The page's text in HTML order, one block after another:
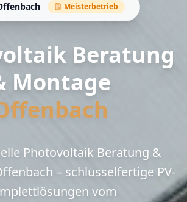
Meisterbetrieb
Beratung
Montage
Photovoltaik Beratung &
– schlüsselfertige PV-
vom